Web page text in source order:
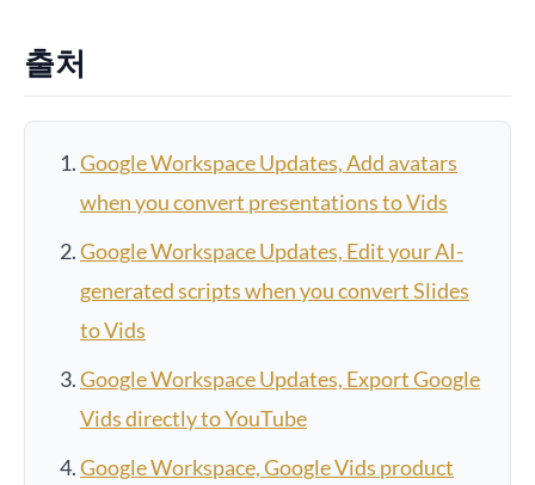
출처
Google Workspace Updates, Add avatars
when you convert presentations to Vids
Google Workspace Updates, Edit your AI-
generated scripts when you convert Slides
to Vids
Google Workspace Updates, Export Google
Vids directly to YouTube
Google Workspace, Google Vids product